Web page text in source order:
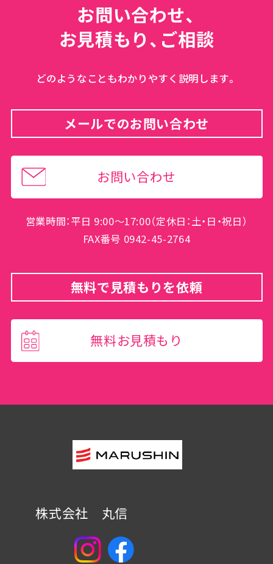
お問い合わせ、
お見積もり、ご相談
どのようなこともわかりやすく説明します。
メールでのお問い合わせ
お問い合わせ
営業時間：平日 9:00～17:00（定休日：土・日・祝日）
FAX番号 0942-45-2764
無料で見積もりを依頼
無料お見積もり
株式会社 丸信